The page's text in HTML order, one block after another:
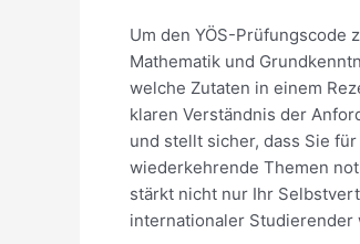
Um den YÖS-Prüfungscode
Mathematik und
welche Zutaten in einem
klaren Verständnis der
und stellt sicher, dass Sie
wiederkehrende Themen
stärkt nicht nur Ihr
internationaler Studierender